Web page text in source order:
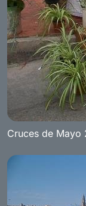
Cruces de Mayo